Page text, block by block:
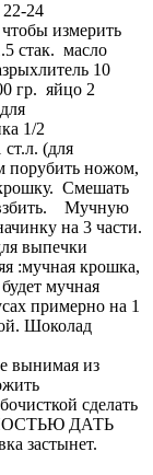
24
измерить
стак. масло
10
гр. яйцо 2
1/2
(для
ножом,
крошку. Смешать
взбить. Мучную
на 3 части.
выпечки
:мучная крошка,
мучная
примерно на 1
Шоколад
вынимая из
сделать
ДАТЬ
застынет.